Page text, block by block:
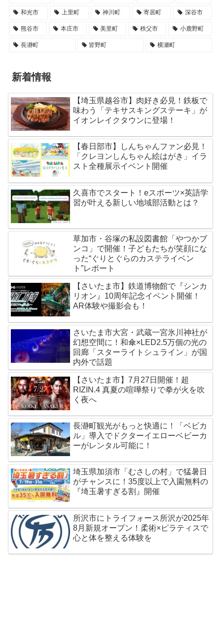
和光市 上里町 神川町 寄居町 深谷市
熊谷市 本庄市 美里町 秩父市 小鹿野町
長瀞町 皆野町 横瀬町
新着情報
【埼玉県越谷市】肉好き必見！鉄板で
味わう「テキサスキングステーキ」が
イオンレイクタウンに登場！
【春日部市】しんちゃんファン必見！
「クレヨンしんちゃん絵はがき」イラ
スト全種展示イベント開催
久喜市でスタート！eスポーツ×英語学
習が叶える新しい地域部活動とは？
草加市・谷塚の私設図書館「やつかブ
ンコ」で開催！子どもたちが笑顔にな
った“ぐりとぐらのカステライベン
ト”レポート
【さいたま市】鉄道博物館で『シンカ
リオン』10周年記念イベント開催！
AR体験や撮影会も！
さいたま市大宮・武蔵一宮氷川神社が
幻想空間に！和傘×LED2.5万個の光の
回廊「スターライトシュライン」が国
内外で話題
【さいたま市】7月27日開催！超
RIZIN.4 真夏の喧嘩祭りで拳が火を吹
く夜へ
長瀞町観光がもっと快適に！「ベビカ
ル」導入でドクターイエローベビーカ
ーがレンタル可能に！
埼玉県加須市「むさしの村」で猛暑日
がチャンスに！35度以上で入園無料の
『埼玉暑すぎる割』開催
所沢市にトライフォース所沢が2025年
8月新規オープン！柔術×ピラティスで
心と体を整える体験を